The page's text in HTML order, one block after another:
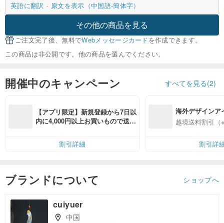
英語に翻訳
原文を表示（中国語-簡体字）
その他の商品を見る
ご注文完了後、無料でWebメッセージカードを作成できます。
この商品は非公開です。他の商品を選んでください。
開催中のキャンペーン すべてを見る(2)
【アプリ限定】新規登録から7日以
内に4,000円以上お買いもので送料
割引詳細
海外デザインア
入
越境送料割引（
割引詳
ブランドについて ショップへ
cuiyuer
中国